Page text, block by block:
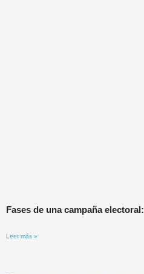
Fases de una campaña
Leer más »